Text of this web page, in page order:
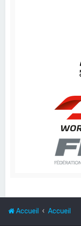
Accueil Accueil